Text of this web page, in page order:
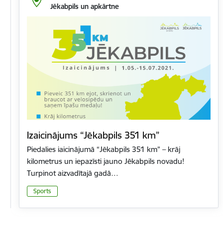
Jēkabpils un apkārtne
Izaicinājums “Jēkabpils 351 km”
Piedalies iaicinājumā “Jēkabpils 351 km” – krāj
kilometrus un iepazīsti jauno Jēkabpils novadu!
Turpinot aizvadītajā gadā…
Sports